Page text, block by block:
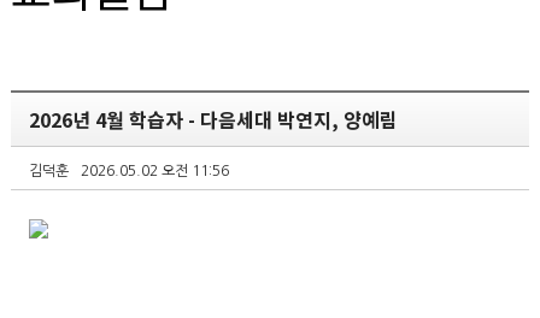
2026년 4월 학습자 - 다음세대 박연지, 양예림
김덕훈 2026.05.02 오전 11:56